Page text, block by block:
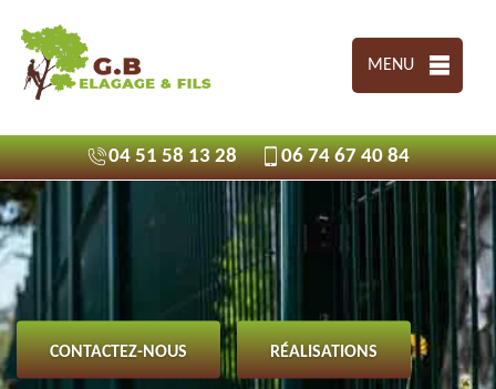
MENU
04 51 58 13 28 06 74 67 40 84
CONTACTEZ-NOUS RÉALISATIONS